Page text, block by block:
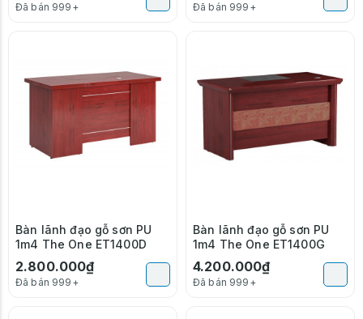
Đã bán 999+ Đã bán 999+
Bàn lãnh đạo gỗ sơn PU
1m4 The One ET1400D
2.800.000₫
Đã bán 999+
Bàn lãnh đạo gỗ sơn PU
1m4 The One ET1400G
4.200.000₫
Đã bán 999+